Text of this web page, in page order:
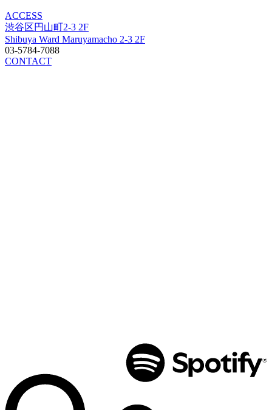
ACCESS
渋谷区円山町2-3 2F
Shibuya Ward Maruyamacho 2-3 2F
03-5784-7088
CONTACT